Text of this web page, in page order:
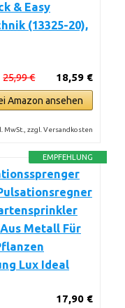
& Easy
(13325-20),
18,59 €
25,99 €
Amazon ansehen
MwSt., zzgl. Versandkosten
EMPFEHLUNG
Metall Für
Lux Ideal
17,90 €